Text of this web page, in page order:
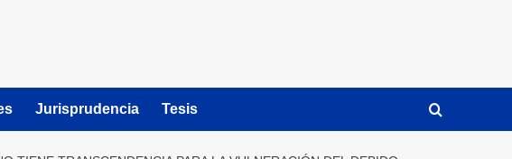
Jurisprudencia Tesis